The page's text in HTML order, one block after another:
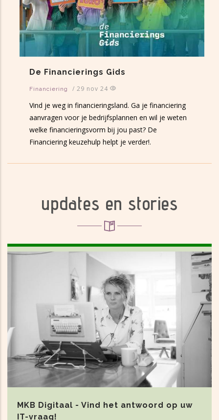
De Financierings Gids
Financiering / 29 nov 24
Vind je weg in financieringsland. Ga je financiering
aanvragen voor je bedrijfsplannen en wil je weten
welke financieringsvorm bij jou past? De
Financiering keuzehulp helpt je verder!.
updates en stories
MKB Digitaal - Vind het antwoord op uw
IT-vraag!